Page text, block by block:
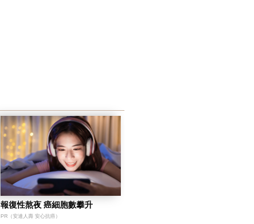
報復性熬夜 癌細胞數攀升
PR（安達人壽 安心抗癌）